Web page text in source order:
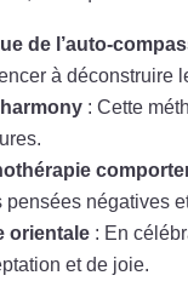
de l’auto-
à déconstruire
: Cette
pensées négatives
orientale : En
et de joie.